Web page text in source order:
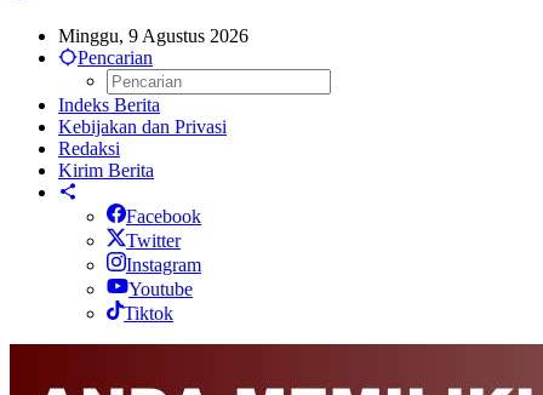
Minggu, 9 Agustus 2026
Pencarian
Indeks Berita
Kebijakan dan Privasi
Redaksi
Kirim Berita
Facebook
Twitter
Instagram
Youtube
Tiktok